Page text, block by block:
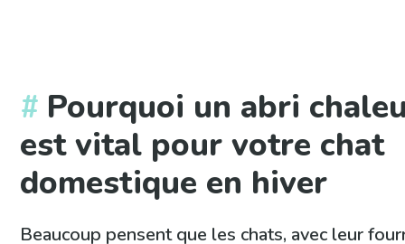
Pourquoi un abri
est vital pour votre chat
domestique en hiver
Beaucoup pensent que les chats, avec leur